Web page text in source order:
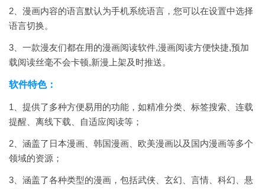
2、漫画内容的语言默认为手机系统语言，您可以在设置中选择
语言切换。
3、一款漫友们都在用的漫画阅读软件,漫画阅读方便快捷,预加
载阅读丝毫不会卡顿,新漫上架及时推送。
软件特色：
1、提供了多种方便易用的功能，如精准分类、标签搜索、连载
提醒、离线下载、自适应阅读等；
2、涵盖了日本漫画、韩国漫画、欧美漫画以及国内漫画等多个
领域的资源；
3、涵盖了各种类型的漫画，包括武侠、玄幻、言情、科幻、悬